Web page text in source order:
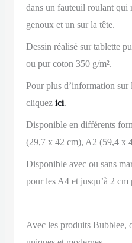
dans un fauteuil roulant qui
genoux et un sur la tête.
Dessin réalisé sur tablette
ou pur coton 350 g/m².
Pour plus d’information
cliquez ici.
Disponible en différents
(29,7 x 42 cm), A2 (59,4 x
Disponible avec ou sans
pour les A4 et jusqu’à 2 cm
Avec les produits Bubblee,